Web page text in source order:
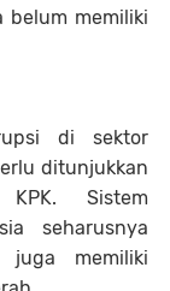
belum memiliki
di sektor
ditunjukkan
KPK. Sistem
seharusnya
juga memiliki